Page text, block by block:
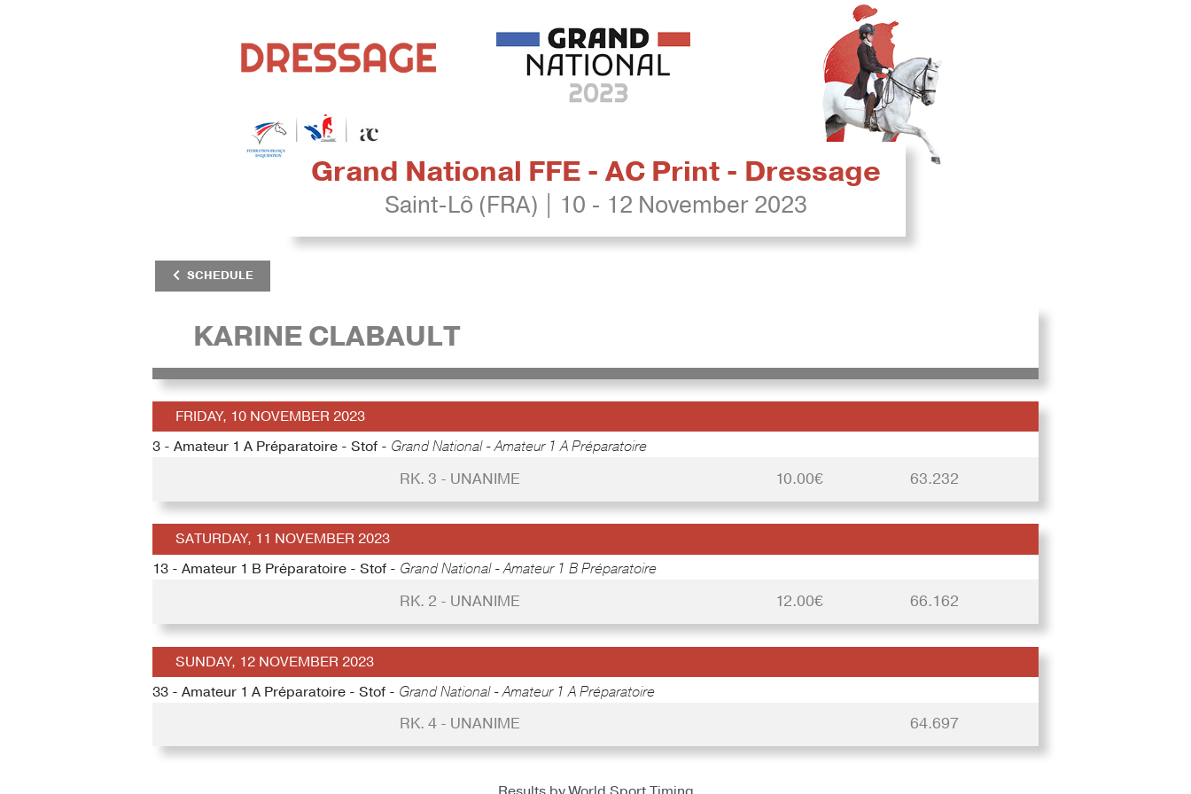
Grand National FFE - AC Print - Dressage
Saint-Lô (FRA) | 10 - 12 November 2023
SCHEDULE
KARINE CLABAULT
FRIDAY, 10 NOVEMBER 2023
3 - Amateur 1 A Préparatoire - Stof - Grand National - Amateur 1 A Préparatoire
RK. 3 - UNANIME 10.00€ 63.232
SATURDAY, 11 NOVEMBER 2023
13 - Amateur 1 B Préparatoire - Stof - Grand National - Amateur 1 B Préparatoire
RK. 2 - UNANIME 12.00€ 66.162
SUNDAY, 12 NOVEMBER 2023
33 - Amateur 1 A Préparatoire - Stof - Grand National - Amateur 1 A Préparatoire
RK. 4 - UNANIME 64.697